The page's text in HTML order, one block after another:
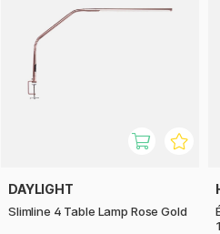
DAYLIGHT
Slimline 4 Table Lamp Rose Gold